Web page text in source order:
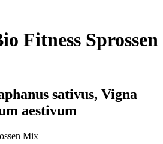
Fitness Sprossen
sativus, Vigna
aestivum
Mix